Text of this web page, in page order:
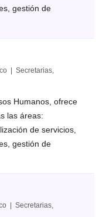
gestión de
| Secretarias,
Humanos, ofrece
las áreas:
de servicios,
gestión de
| Secretarias,